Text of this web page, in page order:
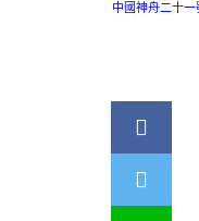
中國神舟二十